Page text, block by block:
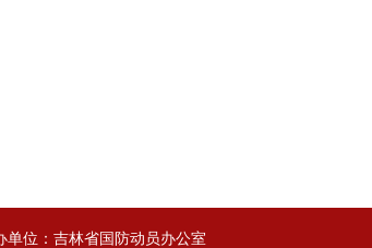
单位：吉林省国防动员办公室